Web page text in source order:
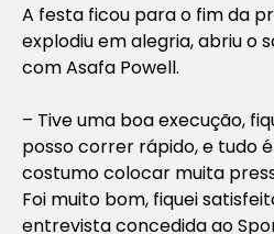
A festa ficou para o fim da
explodiu em alegria, abriu o
com Asafa Powell.
– Tive uma boa execução,
posso correr rápido, e tudo
costumo colocar muita
Foi muito bom, fiquei
entrevista concedida ao